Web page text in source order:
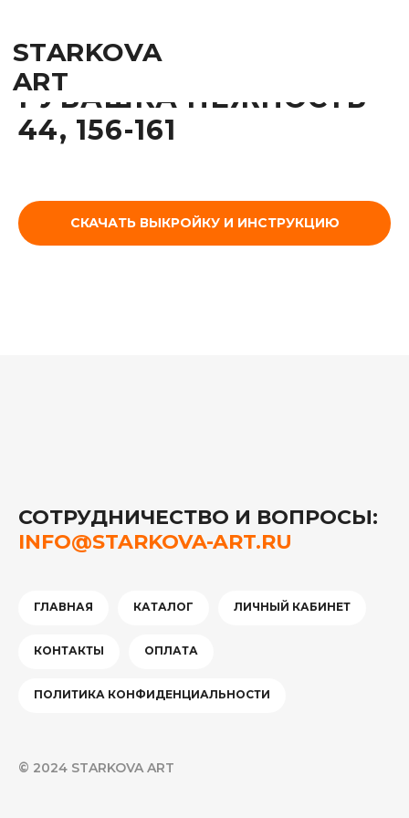
ART
РУБАШКА НЕЖНОСТЬ
44, 156-161
СКАЧАТЬ ВЫКРОЙКУ И ИНСТРУКЦИЮ
СОТРУДНИЧЕСТВО И ВОПРОСЫ:
INFO@STARKOVA-ART.RU
ГЛАВНАЯ КАТАЛОГ ЛИЧНЫЙ КАБИНЕТ
КОНТАКТЫ ОПЛАТА
ПОЛИТИКА КОНФИДЕНЦИАЛЬНОСТИ
© 2024 STARKOVA ART